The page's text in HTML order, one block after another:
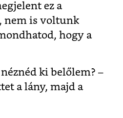
ez a
nem is voltunk
hogy a
ki belőlem? –
a lány, majd a